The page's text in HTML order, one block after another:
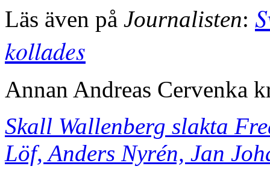
Läs även på Journalisten:
kollades
Annan Andreas Cervenka
Skall Wallenberg slakta
Löf, Anders Nyrén, Jan